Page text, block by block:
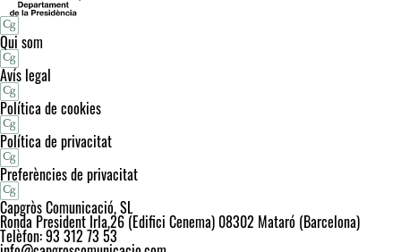
Qui som
Avís legal
Política de cookies
Política de privacitat
Preferències de privacitat
Capgròs Comunicació, SL
Ronda President Irla,26 (Edifici Cenema) 08302 Mataró (Barcelona)
Telèfon: 93 312 73 53